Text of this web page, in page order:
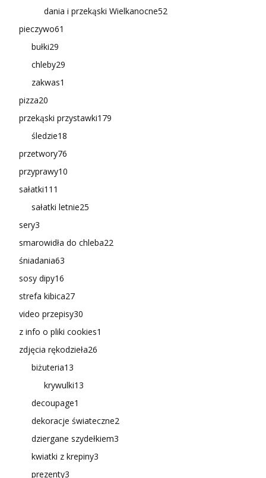
dania i przekąski Wielkanocne52
pieczywo61
bułki29
chleby29
zakwas1
pizza20
przekąski przystawki179
śledzie18
przetwory76
przyprawy10
sałatki111
sałatki letnie25
sery3
smarowidła do chleba22
śniadania63
sosy dipy16
strefa kibica27
video przepisy30
z info o pliki cookies1
zdjęcia rękodzieła26
biżuteria13
krywulki13
decoupage1
dekoracje świateczne2
dziergane szydełkiem3
kwiatki z krepiny3
prezenty3